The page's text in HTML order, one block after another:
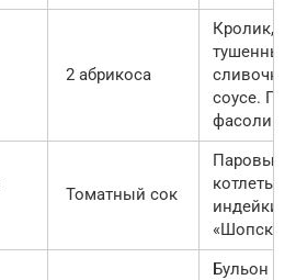
2 абрикоса
Кролик,
тушенный
соусе.
фасоли
Томатный сок
Паровые
котлеты
индейки.
Бульон с